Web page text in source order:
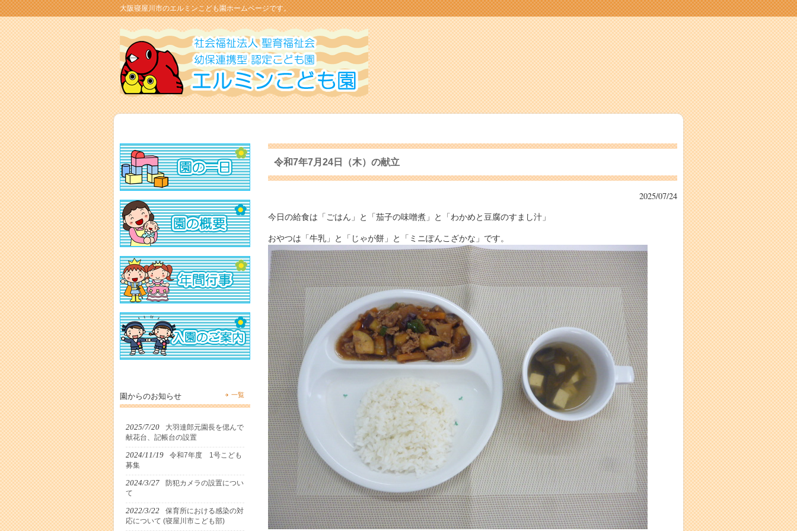
大阪寝屋川市のエルミンこども園ホームページです。
令和7年7月24日（木）の献立
2025/07/24
今日の給食は「ごはん」と「茄子の味噌煮」と「わかめと豆腐のすまし汁」
おやつは「牛乳」と「じゃが餅」と「ミニぽんこざかな」です。
園からのお知らせ 一覧
2025/7/20
大羽達郎元園長を偲んで
献花台、記帳台の設置
2024/11/19
令和7年度 1号こども
募集
2024/3/27
防犯カメラの設置につい
て
2022/3/22
保育所における感染の対
応について (寝屋川市こども部)